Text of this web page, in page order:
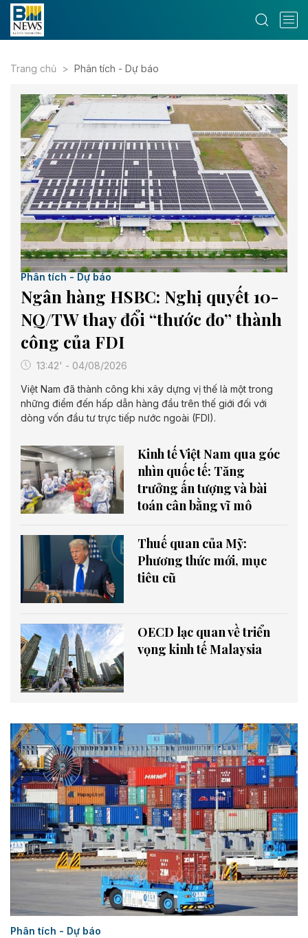
Trang chủ Phân tích - Dự báo
Phân tích - Dự báo
Ngân hàng HSBC: Nghị quyết 10-
NQ/TW thay đổi “thước đo” thành
công của FDI
13:42' - 04/08/2026
Việt Nam đã thành công khi xây dựng vị thế là một trong
những điểm đến hấp dẫn hàng đầu trên thế giới đối với
dòng vốn đầu tư trực tiếp nước ngoài (FDI).
Kinh tế Việt Nam qua góc
nhìn quốc tế: Tăng
trưởng ấn tượng và bài
toán cân bằng vĩ mô
Thuế quan của Mỹ:
Phương thức mới, mục
tiêu cũ
OECD lạc quan về triển
vọng kinh tế Malaysia
Phân tích - Dự báo